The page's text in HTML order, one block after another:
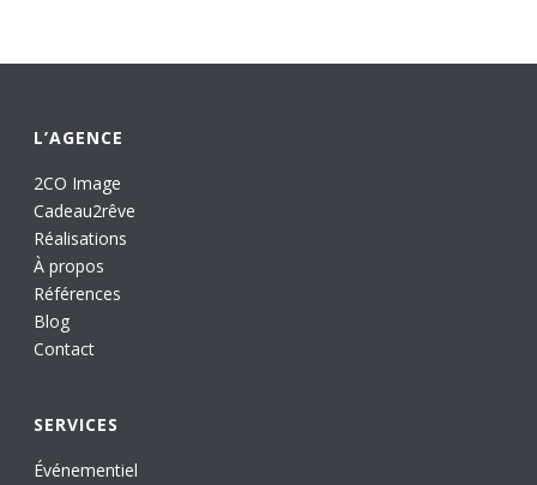
L’AGENCE
2CO Image
Cadeau2rêve
Réalisations
À propos
Références
Blog
Contact
SERVICES
Événementiel